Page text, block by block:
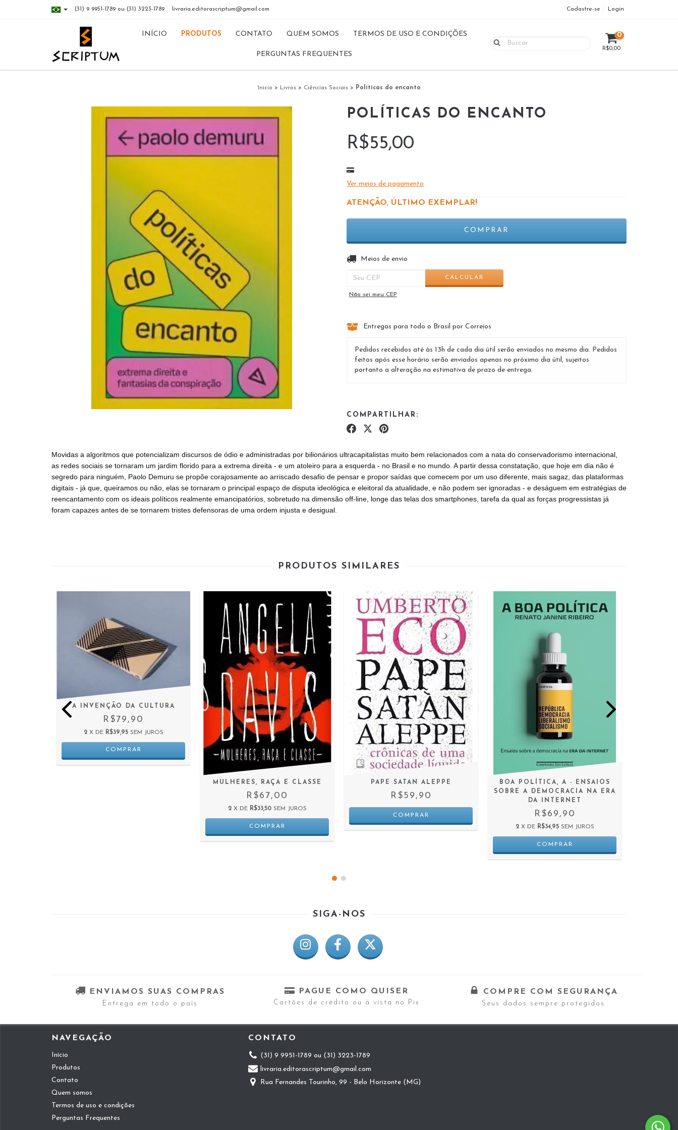
(31) 9 9951-1789 ou (31) 3223-1789 livraria.editorascriptum@gmail.com Cadastre-se Login
INÍCIO PRODUTOS CONTATO QUEM SOMOS TERMOS DE USO E CONDIÇÕES
PERGUNTAS FREQUENTES
0
R$0,00
Início > Livros > Ciências Sociais > Políticas do encanto
POLÍTICAS DO ENCANTO
R$55,00
Ver meios de pagamento
ATENÇÃO, ÚLTIMO EXEMPLAR!
Entregas para o CEP:
Meios de envio
CALCULAR
Não sei meu CEP
Entregas para todo o Brasil por Correios
Pedidos recebidos até às 13h de cada dia útil serão enviados no mesmo dia. Pedidos
feitos após esse horário serão enviados apenas no próximo dia útil, sujeitos
portanto a alteração na estimativa de prazo de entrega.
COMPARTILHAR:
Movidas a algoritmos que potencializam discursos de ódio e administradas por bilionários ultracapitalistas muito bem relacionados com a nata do conservadorismo internacional,
as redes sociais se tornaram um jardim florido para a extrema direita - e um atoleiro para a esquerda - no Brasil e no mundo. A partir dessa constatação, que hoje em dia não é
segredo para ninguém, Paolo Demuru se propõe corajosamente ao arriscado desafio de pensar e propor saídas que comecem por um uso diferente, mais sagaz, das plataformas
digitais - já que, queiramos ou não, elas se tornaram o principal espaço de disputa ideológica e eleitoral da atualidade, e não podem ser ignoradas - e deságuem em estratégias de
reencantamento com os ideais políticos realmente emancipatórios, sobretudo na dimensão off-line, longe das telas dos smartphones, tarefa da qual as forças progressistas já
foram capazes antes de se tornarem tristes defensoras de uma ordem injusta e desigual.
PRODUTOS SIMILARES
A INVENÇÃO DA CULTURA
R$79,90
2 X DE R$39,95 SEM JUROS
MULHERES, RAÇA E CLASSE
R$67,00
2 X DE R$33,50 SEM JUROS
PAPE SATAN ALEPPE
R$59,90
BOA POLÍTICA, A - ENSAIOS
SOBRE A DEMOCRACIA NA ERA
DA INTERNET
R$69,90
2 X DE R$34,95 SEM JUROS
SIGA-NOS
ENVIAMOS SUAS COMPRAS
Entrega em todo o país
PAGUE COMO QUISER
Cartões de crédito ou à vista no Pix
COMPRE COM SEGURANÇA
Seus dados sempre protegidos
NAVEGAÇÃO
Início
Produtos
Contato
Quem somos
Termos de uso e condições
Perguntas Frequentes
CONTATO
(31) 9 9951-1789 ou (31) 3223-1789
livraria.editorascriptum@gmail.com
Rua Fernandes Tourinho, 99 - Belo Horizonte (MG)